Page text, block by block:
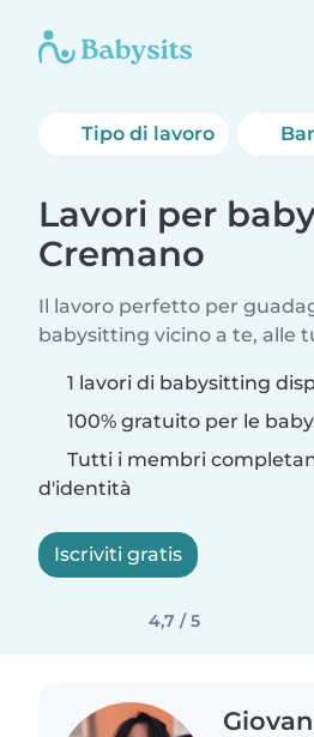
Tipo di lavoro
Lavori per
Cremano
Il lavoro perfetto per
babysitting vicino a te, alle
1 lavori di babysitting
100% gratuito per le
Tutti i membri
d'identità
Iscriviti gratis
4,7 / 5